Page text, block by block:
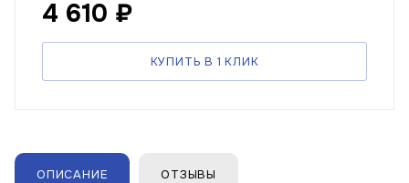
4 610 ₽
КУПИТЬ В 1 КЛИК
ОПИСАНИЕ ОТЗЫВЫ